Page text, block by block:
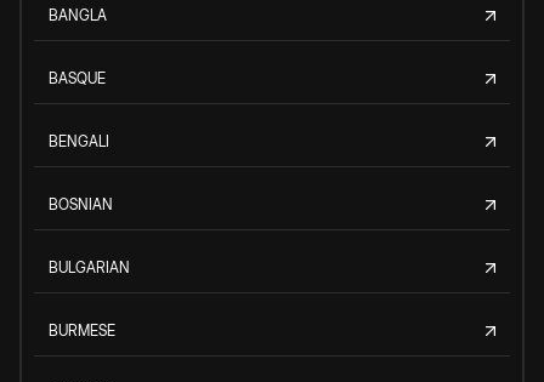
BANGLA
BASQUE
BENGALI
BOSNIAN
BULGARIAN
BURMESE